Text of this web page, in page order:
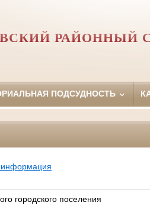
РАЙОННЫЙ
ПОДСУДНОСТЬ
информация
городского поселения